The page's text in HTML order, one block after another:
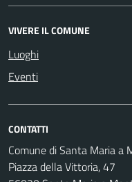
VIVERE IL COMUNE
Luoghi
Eventi
CONTATTI
Comune di Santa Maria a
Piazza della Vittoria, 47